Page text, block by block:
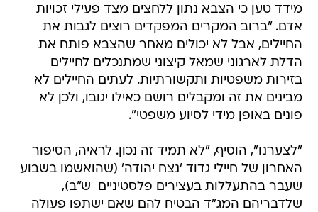
מידד טען כי הצבא נתון ללחצים מצד פעילי זכויות
אדם. "ברוב המקרים המפקדים רוצים לגבות את
החיילים, אבל לא יכולים מאחר שהצבא פותח את
הדלת לארגוני שמאל קיצוני שמתנכלים לחיילים
בזירות משפטיות ותקשורתיות. לעתים החיילים לא
מבינים את זה ומקבלים רושם כאילו יגובו, ולכן לא
פונים באופן מידי לסיוע משפטי".
"לצערנו", הוסיף, "לא תמיד זה נכון. לראיה, הסיפור
האחרון של חיילי גדוד 'נצח יהודה' (שהואשמו בשבוע
שעבר בהתעללות בעצירים פלסטיניים  ש"ב),
שלדבריהם המג"ד הבטיח להם שאם ישתפו פעולה